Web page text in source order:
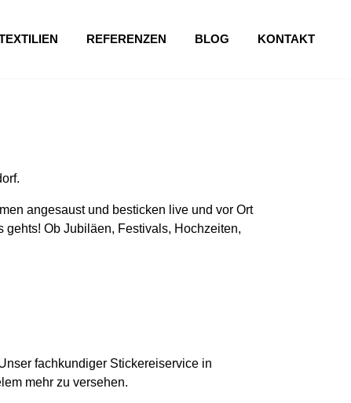
REFERENZEN BLOG KONTAKT
angesaust und besticken live und vor Ort
Ob Jubiläen, Festivals, Hochzeiten,
fachkundiger Stickereiservice in
mehr zu versehen.